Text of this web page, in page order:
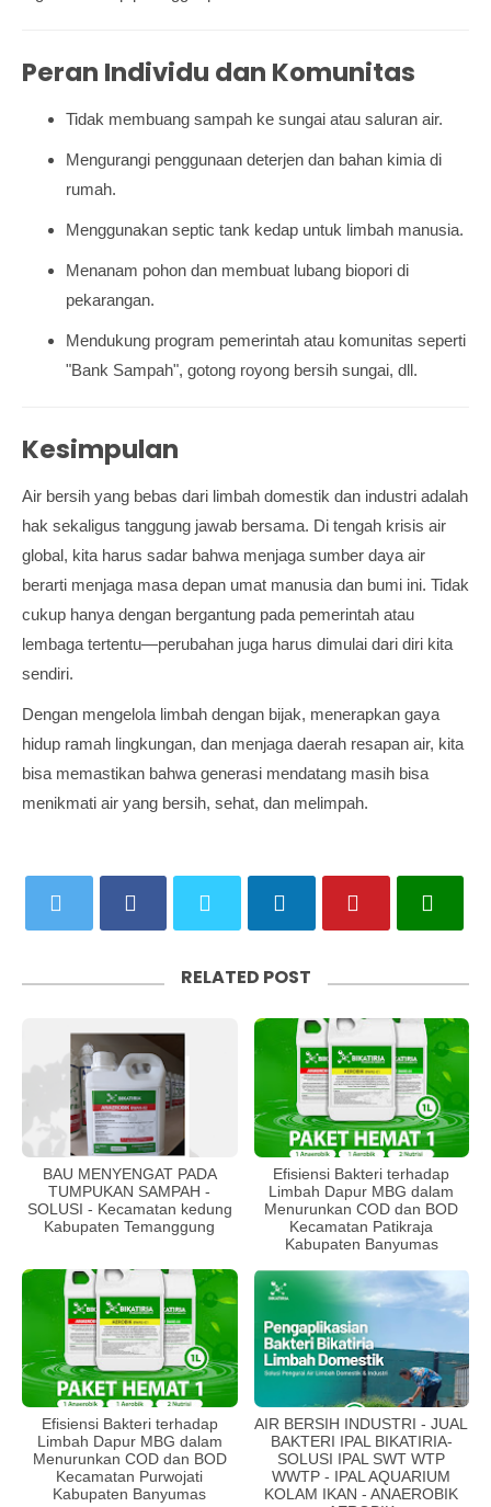
Peran Individu dan Komunitas
Tidak membuang sampah ke sungai atau saluran air.
Mengurangi penggunaan deterjen dan bahan kimia di
rumah.
Menggunakan septic tank kedap untuk limbah manusia.
Menanam pohon dan membuat lubang biopori di
pekarangan.
Mendukung program pemerintah atau komunitas seperti
"Bank Sampah", gotong royong bersih sungai, dll.
Kesimpulan
Air bersih yang bebas dari limbah domestik dan industri adalah
hak sekaligus tanggung jawab bersama. Di tengah krisis air
global, kita harus sadar bahwa menjaga sumber daya air
berarti menjaga masa depan umat manusia dan bumi ini. Tidak
cukup hanya dengan bergantung pada pemerintah atau
lembaga tertentu—perubahan juga harus dimulai dari diri kita
sendiri.
Dengan mengelola limbah dengan bijak, menerapkan gaya
hidup ramah lingkungan, dan menjaga daerah resapan air, kita
bisa memastikan bahwa generasi mendatang masih bisa
menikmati air yang bersih, sehat, dan melimpah.
RELATED POST
BAU MENYENGAT PADA
TUMPUKAN SAMPAH -
SOLUSI - Kecamatan kedung
Kabupaten Temanggung
Efisiensi Bakteri terhadap
Limbah Dapur MBG dalam
Menurunkan COD dan BOD
Kecamatan Patikraja
Kabupaten Banyumas
Efisiensi Bakteri terhadap
Limbah Dapur MBG dalam
Menurunkan COD dan BOD
Kecamatan Purwojati
Kabupaten Banyumas
AIR BERSIH INDUSTRI - JUAL
BAKTERI IPAL BIKATIRIA-
SOLUSI IPAL SWT WTP
WWTP - IPAL AQUARIUM
KOLAM IKAN - ANAEROBIK